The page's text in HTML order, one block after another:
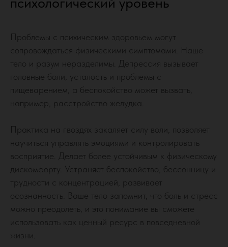
Проблемы с психическим здоровьем могут
сопровождаться физическими симптомами. Наше
тело и разум неразделимы. Депрессия вызывает
головные боли, усталость и проблемы с
пищеварением, а беспокойство может вызвать,
например, расстройство желудка.
Практика на гвоздях закаляет силу воли, позволяет
научиться управлять эмоциями и контролировать
восприятие. Делает более устойчивым к физическому
дискомфорту. Устраняет беспокойство, бессонницу и
трудности с концентрацией, развивает
осознанность. Ваше тело запомнит, что боль и стресс
можно преодолеть, и это понимание вы сможете
использовать как ценный ресурс в повседневной
жизни.